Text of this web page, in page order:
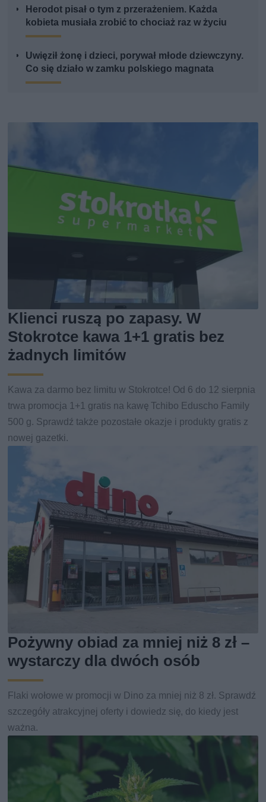
Herodot pisał o tym z przerażeniem. Każda
kobieta musiała zrobić to chociaż raz w życiu
Uwięził żonę i dzieci, porywał młode dziewczyny.
Co się działo w zamku polskiego magnata
Klienci ruszą po zapasy. W
Stokrotce kawa 1+1 gratis bez
żadnych limitów
Kawa za darmo bez limitu w Stokrotce! Od 6 do 12 sierpnia
trwa promocja 1+1 gratis na kawę Tchibo Eduscho Family
500 g. Sprawdź także pozostałe okazje i produkty gratis z
nowej gazetki.
Pożywny obiad za mniej niż 8 zł –
wystarczy dla dwóch osób
Flaki wołowe w promocji w Dino za mniej niż 8 zł. Sprawdź
szczegóły atrakcyjnej oferty i dowiedz się, do kiedy jest
ważna.